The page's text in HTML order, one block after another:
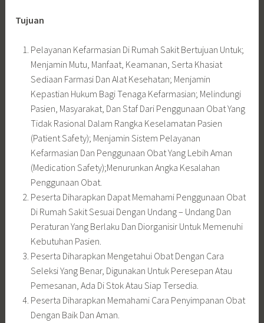
Tujuan
Pelayanan Kefarmasian Di Rumah Sakit Bertujuan Untuk;
Menjamin Mutu, Manfaat, Keamanan, Serta Khasiat
Sediaan Farmasi Dan Alat Kesehatan; Menjamin
Kepastian Hukum Bagi Tenaga Kefarmasian; Melindungi
Pasien, Masyarakat, Dan Staf Dari Penggunaan Obat Yang
Tidak Rasional Dalam Rangka Keselamatan Pasien
(Patient Safety); Menjamin Sistem Pelayanan
Kefarmasian Dan Penggunaan Obat Yang Lebih Aman
(Medication Safety);Menurunkan Angka Kesalahan
Penggunaan Obat.
Peserta Diharapkan Dapat Memahami Penggunaan Obat
Di Rumah Sakit Sesuai Dengan Undang – Undang Dan
Peraturan Yang Berlaku Dan Diorganisir Untuk Memenuhi
Kebutuhan Pasien.
Peserta Diharapkan Mengetahui Obat Dengan Cara
Seleksi Yang Benar, Digunakan Untuk Peresepan Atau
Pemesanan, Ada Di Stok Atau Siap Tersedia.
Peserta Diharapkan Memahami Cara Penyimpanan Obat
Dengan Baik Dan Aman.